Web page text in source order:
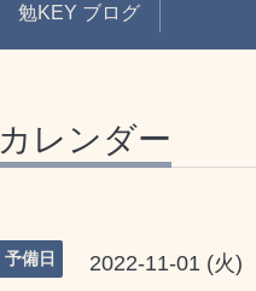
勉KEY ブログ
カレンダー
予備日 2022-11-01 (火)